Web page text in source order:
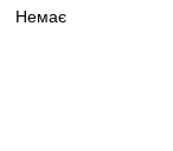
Немає